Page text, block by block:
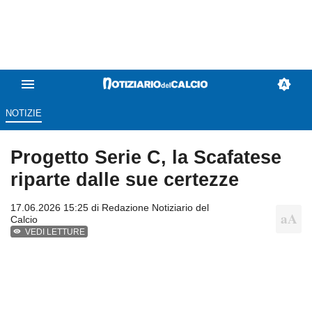
NOTIZIE
Progetto Serie C, la Scafatese
riparte dalle sue certezze
17.06.2026 15:25 di Redazione Notiziario del
Calcio
VEDI LETTURE